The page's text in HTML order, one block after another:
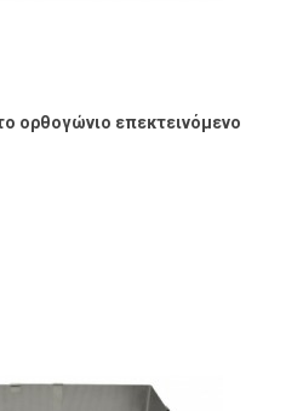
ορθογώνιο επεκτεινόμενο